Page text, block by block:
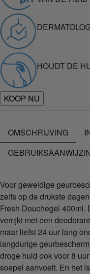
HOUDT DE
KOOP NU
OMSCHRIJVING
Voor geweldige
zelfs op de drukste
Fresh Douchegel 400ml.
verrijkt met een
maar liefst 24 uur lang
langdurige
droge huid ook voor 8
soepel aanvoelt. En het